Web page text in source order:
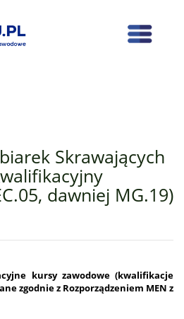
Skrawających
dawniej MG.19)
kursy zawodowe (kwalifikacje
zgodnie z Rozporządzeniem MEN z